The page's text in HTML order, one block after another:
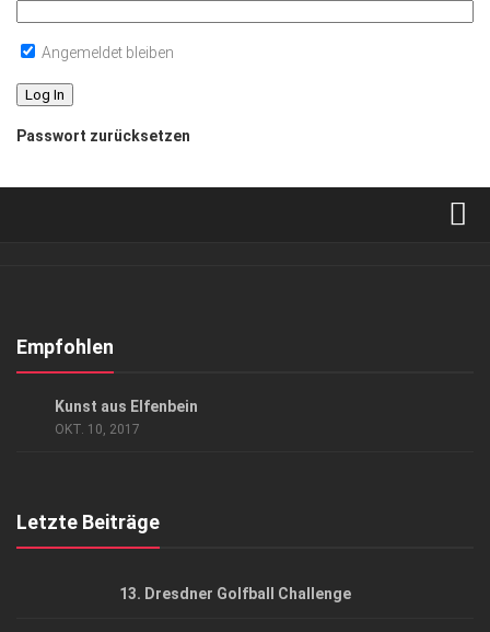
Angemeldet bleiben
Passwort zurücksetzen
Kontakt, Impressum
Empfohlen
Kunst aus Elfenbein
OKT. 10, 2017
Letzte Beiträge
13. Dresdner Golfball Challenge